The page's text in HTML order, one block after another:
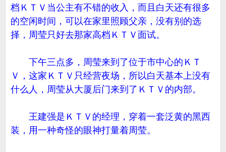
档ＫＴＶ当公主有不错的收入，而且白天还有很多
的空闲时间，可以在家里照顾父亲，没有别的选
择，周莹只好去那家高档ＫＴＶ面试。
下午三点多，周莹来到了位于市中心的ＫＴ
Ｖ，这家ＫＴＶ只经营夜场，所以白天基本上没有
什么人，周莹从大厦后门来到了ＫＴＶ的内部。
王建强是ＫＴＶ的经理，穿着一套泛黄的黑西
装，用一种奇怪的眼神打量着周莹。